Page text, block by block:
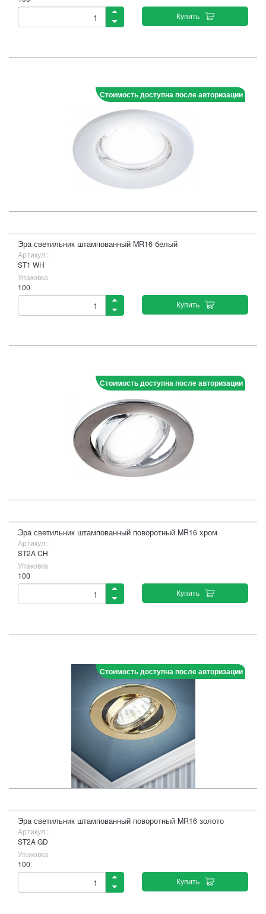
Купить
Стоимость доступна после авторизации
Эра светильник штампованный MR16 белый
Артикул :
ST1 WH
Упаковка
100
Купить
Стоимость доступна после авторизации
Эра светильник штампованный поворотный MR16 хром
Артикул :
ST2A CH
Упаковка
100
Купить
Стоимость доступна после авторизации
Эра светильник штампованный поворотный MR16 золото
Артикул :
ST2A GD
Упаковка
100
Купить